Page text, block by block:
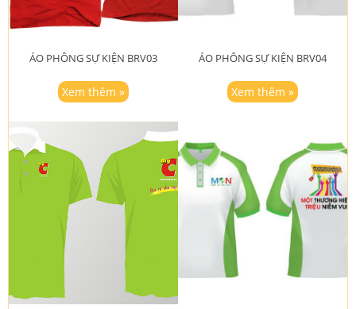
ÁO PHÔNG SỰ KIỆN BRV03
Xem thêm »
ÁO PHÔNG SỰ KIỆN BRV04
Xem thêm »